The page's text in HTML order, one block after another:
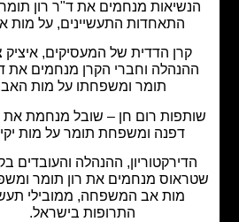
מנחמים את ד"ר רון תומר, נשיא
התאחדות התעשיינים, על מות אביו.
קרן הדדית של המעסיקים, איציק צאיג,
וחברי הקרן מנחמים את ד"ר רון
תומר ומשפחתו על מות האב.
רום חן – שובל מנחמת את גיל, רון,
דפנה ומשפחת תומר על מות יקירם.
ההנהלה והעובדים בקבוצת
מנחמים את רון תומר ומשפחתו על
מות אב המשפחה, ממובילי תעשיית
התרופות בישראל.